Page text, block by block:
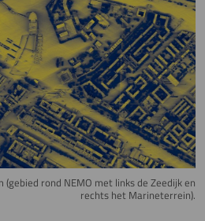
rond NEMO met links de Zeedijk en
rechts het Marineterrein).